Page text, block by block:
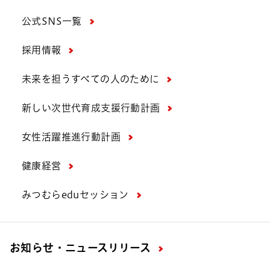
公式SNS一覧
採用情報
未来を担うすべての人のために
新しい次世代育成支援行動計画
女性活躍推進行動計画
健康経営
みつむらeduセッション
お知らせ・ニュースリリース